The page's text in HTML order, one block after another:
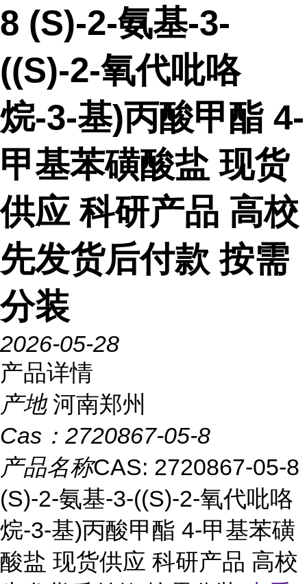
8 (S)-2-氨基-3-
((S)-2-氧代吡咯
烷-3-基)丙酸甲酯 4-
甲基苯磺酸盐 现货
供应 科研产品 高校
先发货后付款 按需
分装
2026-05-28
产品详情
产地 河南郑州
Cas： 2720867-05-8
产品名称CAS: 2720867-05-8
(S)-2-氨基-3-((S)-2-氧代吡咯
烷-3-基)丙酸甲酯 4-甲基苯磺
酸盐 现货供应 科研产品 高校